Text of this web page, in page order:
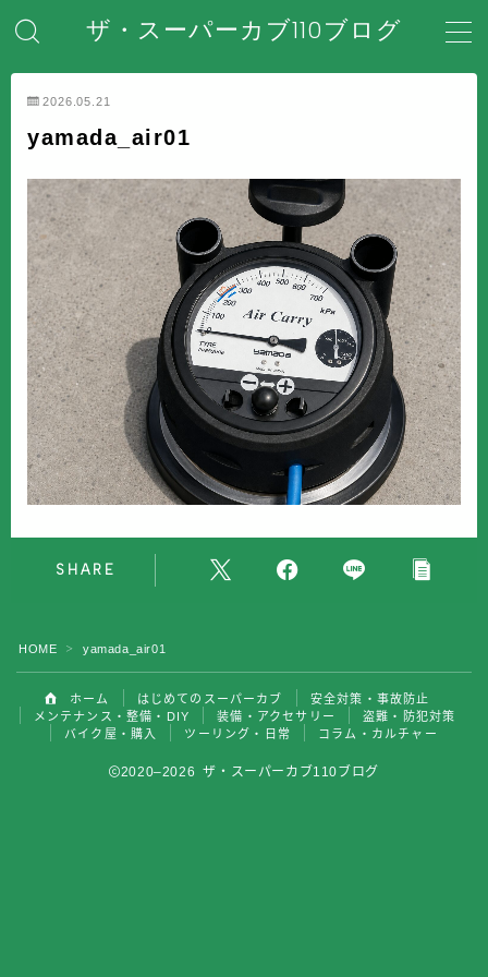
ザ・スーパーカブ110ブログ
MENU
ホーム
はじめてのスーパーカブ
安全対策・事故防止
メンテナンス・整備・DIY
装備・アクセサリー
盗難・防犯対策
ツーリング・日常
2026.05.21
yamada_air01
SHARE
HOME ＞ yamada_air01
ホーム はじめてのスーパーカブ
安全対策・事故防止
メンテナンス・整備・DIY
装備・アクセサリー
盗難・防犯対策
バイク屋・購入
ツーリング・日常 コラム・カルチャー
2020–2026 ザ・スーパーカブ110ブログ